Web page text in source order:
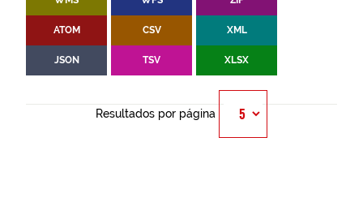
ATOM CSV XML
JSON TSV XLSX
Resultados por página